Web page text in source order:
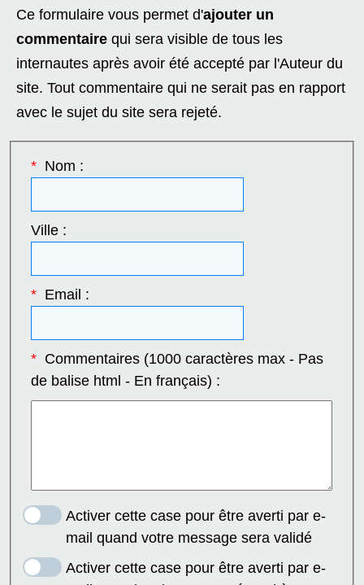
Ce formulaire vous permet d'ajouter un
commentaire qui sera visible de tous les
internautes après avoir été accepté par l'Auteur du
site. Tout commentaire qui ne serait pas en rapport
avec le sujet du site sera rejeté.
*Nom :
Ville :
*Email :
*Commentaires (1000 caractères max - Pas
de balise html - En français) :
Activer cette case pour être averti par e-
mail quand votre message sera validé
Activer cette case pour être averti par e-